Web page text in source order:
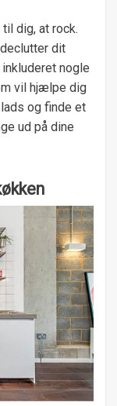
dig, at rock.
dit
nogle
vil hjælpe dig
og finde et
ud på dine